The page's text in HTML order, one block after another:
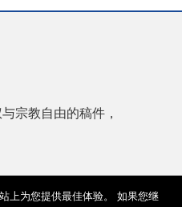
宗教自由的稿件，
上为您提供最佳体验。 如果您继